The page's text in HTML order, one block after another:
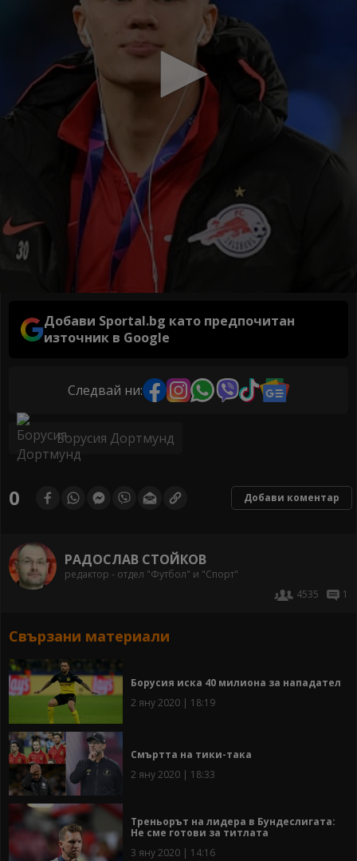
Добави Sportal.bg като предпочитан
източник в Google
Следвай ни:
Борусия Дортмунд
0 Добави коментар
РАДОСЛАВ СТОЙКОВ
редактор - отдел "Футбол" и "Спорт"
4535
1
Свързани материали
Борусия иска 40 милиона за нападател
2 яну 2020 | 18:19
Смъртта на тики-така
2 яну 2020 | 18:33
Треньорът на лидера в Бундеслигата:
Не сме готови за титлата
3 яну 2020 | 14:16